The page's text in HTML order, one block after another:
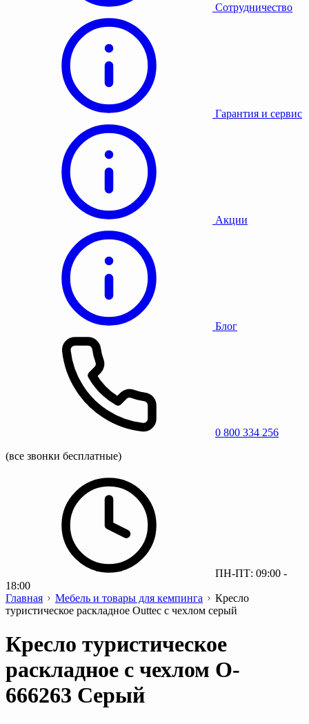
Сотрудничество
Гарантия и сервис
Акции
Блог
0 800 334 256
(все звонки бесплатные)
ПН-ПТ: 09:00 -
18:00
Главная
Мебель и товары для кемпинга
Кресло
туристическое раскладное Outtec с чехлом серый
Кресло туристическое
раскладное с чехлом O-
666263 Серый